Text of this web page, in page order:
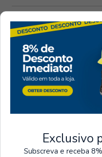
Visto
Exclusivo
Subscreva e receba